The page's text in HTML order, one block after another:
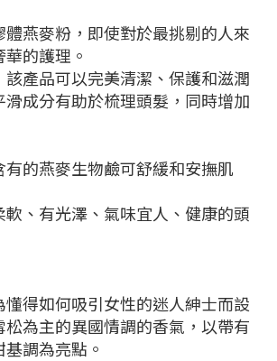
體燕麥粉，即使對於最挑剔的人來
的護理。
該產品可以完美清潔、保護和滋潤
滑成分有助於梳理頭髮，同時增加
有的燕麥生物鹼可舒緩和安撫肌
、有光澤、氣味宜人、健康的頭
懂得如何吸引女性的迷人紳士而設
松為主的異國情調的香氣，以帶有
基調為亮點。